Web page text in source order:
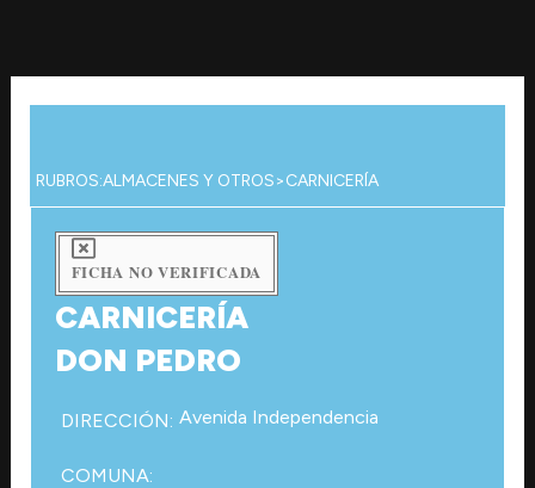
contenido
RUBROS:ALMACENES Y OTROS>CARNICERÍA
FICHA NO VERIFICADA
CARNICERÍA
DON PEDRO
DIRECCIÓN: Avenida Independencia
COMUNA: